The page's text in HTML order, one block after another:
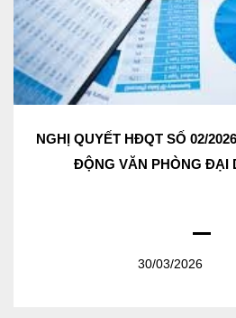
NGHỊ QUYẾT HĐQT SỐ 02/
ĐỘNG VĂN PHÒNG ĐẠI
30/03/2026